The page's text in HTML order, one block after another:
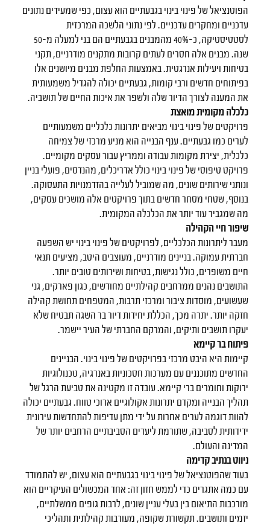
הפוטנציאל של פינוי בינוי בגבעתיים הוא עצום, כפי שמעידים נתונים
עדכניים ומחקרים עדכניים. לפי נתוני הלשכה המרכזית
לסטטיסטיקה, כ-40% מהמבנים בגבעתיים הם בני למעלה מ-50
שנה. מבנים אלה חסרים לעתים קרובות מתקנים מודרניים, תקני
בטיחות ויעילות אנרגטית. באמצעות החלפת מבנים מיושנים אלו
בפיתוחים חדשים ורבי קומות, גבעתיים יכולה להגדיל משמעותית
את המענה לצורך הדיור שלה ולשפר את איכות החיים של תושביה.
כלכלה מקומית מואצת
פרויקטים של פינוי בינוי מביאים יתרונות כלכליים משמעותיים
לערים כמו גבעתיים. ענף הבנייה הוא מניע מרכזי של צמיחה
כלכלית, יצירת מקומות עבודה וממריץ עבור עסקים מקומיים.
פרויקט טיפוסי של פינוי בינוי כולל אדריכלים, מהנדסים, פועלי בניין
ונותני שירותים שונים, מה שמוביל לעלייה בהזדמנויות התעסוקה.
בנוסף, שטחי מסחר חדשים בתוך פרויקטים אלה מושכים עסקים,
מה שמגביר עוד יותר את הכלכלה המקומית.
שיפור חיי הקהילה
מעבר ליתרונות הכלכליים, לפרויקטים של פינוי בינוי יש השפעה
חברתית עמוקה. בניינים מודרניים, מעוצבים היטב, מציעים תנאי
חיים משופרים, כולל נגישות, בטיחות ושירותים טובים יותר.
התושבים נהנים ממרחבים קהילתיים מחודשים, כגון פארקים, גני
שעשועים, מוסדות ציבור ומרכזי תרבות, המטפחים תחושת קהילה
חזקה יותר. יתרה מכך, הכללת יחידות דיור בר השגה תבטיח שלא
יעקרו תושבים ותיקים, והמרקם החברתי של העיר יישמר.
פיתוח בר קיימא
קיימות היא היבט מרכזי בפרויקטים של פינוי בינוי. הבניינים
החדשים מתוכננים עם מערכות חסכוניות באנרגיה, טכנולוגיות
ירוקות וחומרים ברי קיימא. עובדה זו מקטינה את טביעת הרגל של
תהליך הבנייה ומקדם יתרונות אקולוגיים ארוכי טווח. גבעתיים יכולה
להוות דוגמה לערים אחרות על ידי מתן עדיפות להתחדשות עירונית
ידידותית לסביבה, שתורמת ליעדים הסביבתיים הרחבים יותר של
המדינה והעולם.
ניווט בנתיב קדימה
בעוד שהפוטנציאל של פינוי בינוי בגבעתיים הוא עצום, יש להתמודד
עם כמה אתגרים כדי לממש חזון זה: אחד המכשולים העיקריים הוא
מורכבות התיאום בין בעלי עניין שונים, לרבות גופים ממשלתיים,
יזמים ותושבים. תקשורת שקופה, מעורבות קהילתית ותהליכי